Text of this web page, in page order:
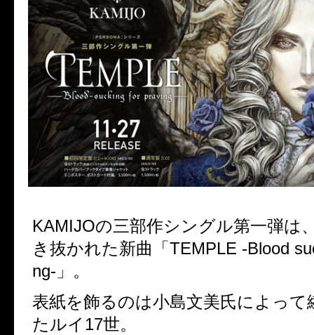
KAMIJOの三部作シングル第一弾は
き抜かれた新曲「TEMPLE -Blood
ng-」。
表紙を飾るのは小島文美氏によって
たルイ17世。